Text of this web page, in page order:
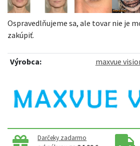
Ospravedlňujeme sa, ale tovar nie je
zakúpiť.
Výrobca: maxvue
Darčeky zadarmo